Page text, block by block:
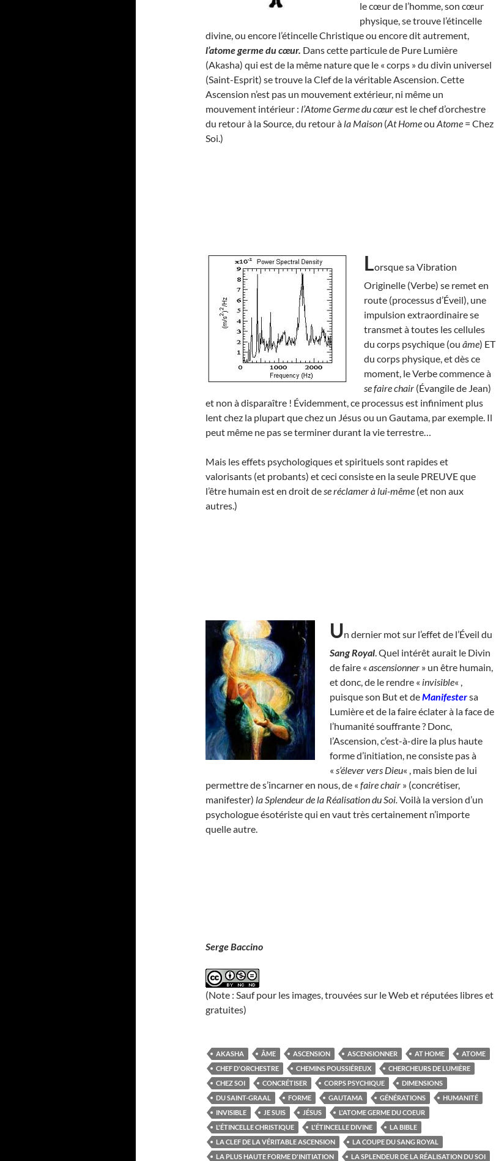
le cœur de l’homme, son cœur
physique, se trouve l’étincelle
divine, ou encore l’étincelle Christique ou encore dit autrement,
l’atome germe du cœur. Dans cette particule de Pure Lumière
(Akasha) qui est de la même nature que le « corps » du divin universel
(Saint-Esprit) se trouve la Clef de la véritable Ascension. Cette
Ascension n’est pas un mouvement extérieur, ni même un
mouvement intérieur : l’Atome Germe du cœurest le chef d’orchestre
du retour à la Source, du retour à la Maison (At Homeou Atome = Chez
Soi.)
Lorsque sa Vibration
Originelle (Verbe) se remet en
route (processus d’Éveil), une
impulsion extraordinaire se
transmet à toutes les cellules
du corps psychique (ou âme) ET
du corps physique, et dès ce
moment, le Verbe commence à
se faire chair (Évangile de Jean)
et non à disparaître ! Évidemment, ce processus est infiniment plus
lent chez la plupart que chez un Jésus ou un Gautama, par exemple. Il
peut même ne pas se terminer durant la vie terrestre…
Mais les effets psychologiques et spirituels sont rapides et
valorisants (et probants) et ceci consiste en la seule PREUVE que
l’être humain est en droit dese réclamer à lui-même (et non aux
autres.)
Un dernier mot sur l’effet de l’Éveil du
Sang Royal. Quel intérêt aurait le Divin
de faire « ascensionner » un être humain,
et donc, de le rendre « invisible« ,
puisque son But et deManifestersa
Lumière et de la faire éclater à la face de
l’humanité souffrante ? Donc,
l’Ascension, c’est-à-dire la plus haute
forme d’initiation, ne consiste pas à
« s’élever vers Dieu« , mais bien de lui
permettre de s’incarner en nous, de « faire chair » (concrétiser,
manifester) la Splendeur de la Réalisation du Soi.Voilà la version d’un
psychologue ésotériste qui en vaut très certainement n’importe
quelle autre.
Serge Baccino
(Note : Sauf pour les images, trouvées sur le Web et réputées libres et
gratuites)
AKASHA ÂME ASCENSION ASCENSIONNER AT HOME
ATOME
CHEF D'ORCHESTRE
CHEMINS POUSSIÉREUX
CHERCHEURS DE LUMIÈRE
CHEZ SOI
CONCRÉTISER CORPS PSYCHIQUE
DIMENSIONS
DU SAINT-GRAAL
FORME GAUTAMA GÉNÉRATIONS
HUMANITÉ
INVISIBLE
JE SUIS JÉSUS
L'ATOME GERME DU COEUR
L'ÉTINCELLE CHRISTIQUE
L'ÉTINCELLE DIVINE
LA BIBLE
LA CLEF DE LA VÉRITABLE ASCENSION
LA COUPE DU SANG ROYAL
LA PLUS HAUTE FORME D'INITIATION
LA SPLENDEUR DE LA RÉALISATION DU SOI